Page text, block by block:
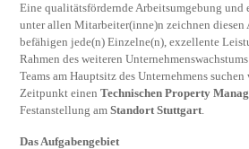
Eine qualitätsfördernde Arbeitsumgebung
unter allen Mitarbeiter(inne)n zeichnen diesen
befähigen jede(n) Einzelne(n), exzellente
Rahmen des weiteren
Teams am Hauptsitz des Unternehmens
Zeitpunkt einenTechnischen Property
Festanstellung amStandort Stuttgart.
Das Aufgabengebiet